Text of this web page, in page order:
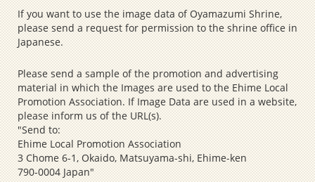
If you want to use the image data of Oyamazumi Shrine,
please send a request for permission to the shrine office in
Japanese.
Please send a sample of the promotion and advertising
material in which the Images are used to the Ehime Local
Promotion Association. If Image Data are used in a website,
please inform us of the URL(s).
"Send to:
Ehime Local Promotion Association
3 Chome 6-1, Okaido, Matsuyama-shi, Ehime-ken
790-0004 Japan"